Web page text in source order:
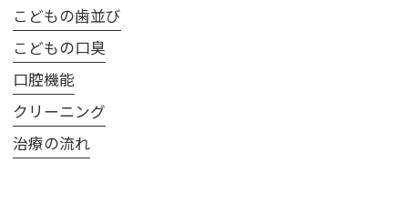
こどもの歯並び
こどもの口臭
口腔機能
クリーニング
治療の流れ